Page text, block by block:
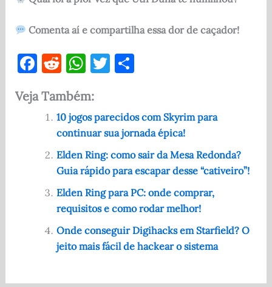
Comenta aí e compartilha essa dor de caçador!
F
c
e
o
k
R
d
di
t
W
at
s
A
p
p
T
te
r
S
e
Veja Também:
10 jogos parecidos com Skyrim para
continuar sua jornada épica!
Elden Ring: como sair da Mesa Redonda?
Guia rápido para escapar desse “cativeiro”!
Elden Ring para PC: onde comprar,
requisitos e como rodar melhor!
Onde conseguir Digihacks em Starfield? O
jeito mais fácil de hackear o sistema